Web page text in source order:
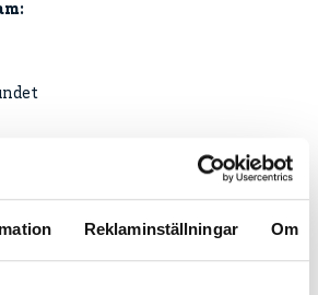
Reklaminställningar Om
informationen dig?
att förbättra vår hemsida.